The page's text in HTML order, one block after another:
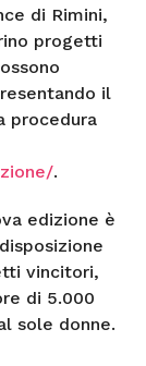
di Rimini,
progetti
il
procedura
.
edizione è
vincitori,
di 5.000
sole donne.